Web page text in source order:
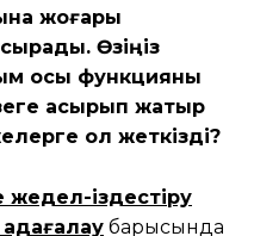
жоғары
Өзіңіз
осы функцияны
асырып жатыр
қол жеткізді?
жедел-іздестіру
барысында